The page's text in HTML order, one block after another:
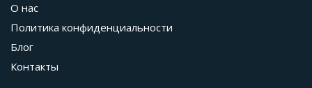
О нас
Политика конфиденциальности
Блог
Контакты